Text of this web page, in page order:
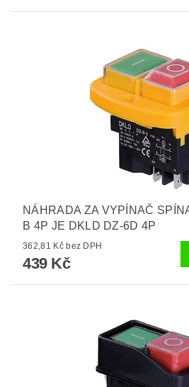
NÁHRADA ZA VYPÍNAČ
B 4P JE DKLD DZ-6D 4P
362,81 Kč bez DPH
439 Kč